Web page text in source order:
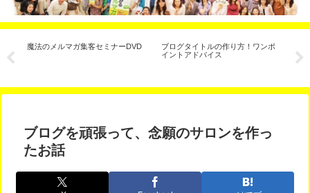
魔法のメルマガ集客セミナーDVD
ブログタイトルの作り方！ワンポ
イントアドバイス
法
通
ブログを頑張って、念願のサロンを作っ
たお話